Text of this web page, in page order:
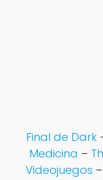
Final de Dark
Medicina –
Videojuegos –